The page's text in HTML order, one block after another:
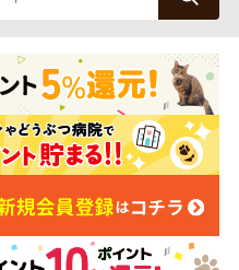
猫
アクア・爬虫類・昆虫
キャットフード